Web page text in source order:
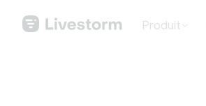
Produit